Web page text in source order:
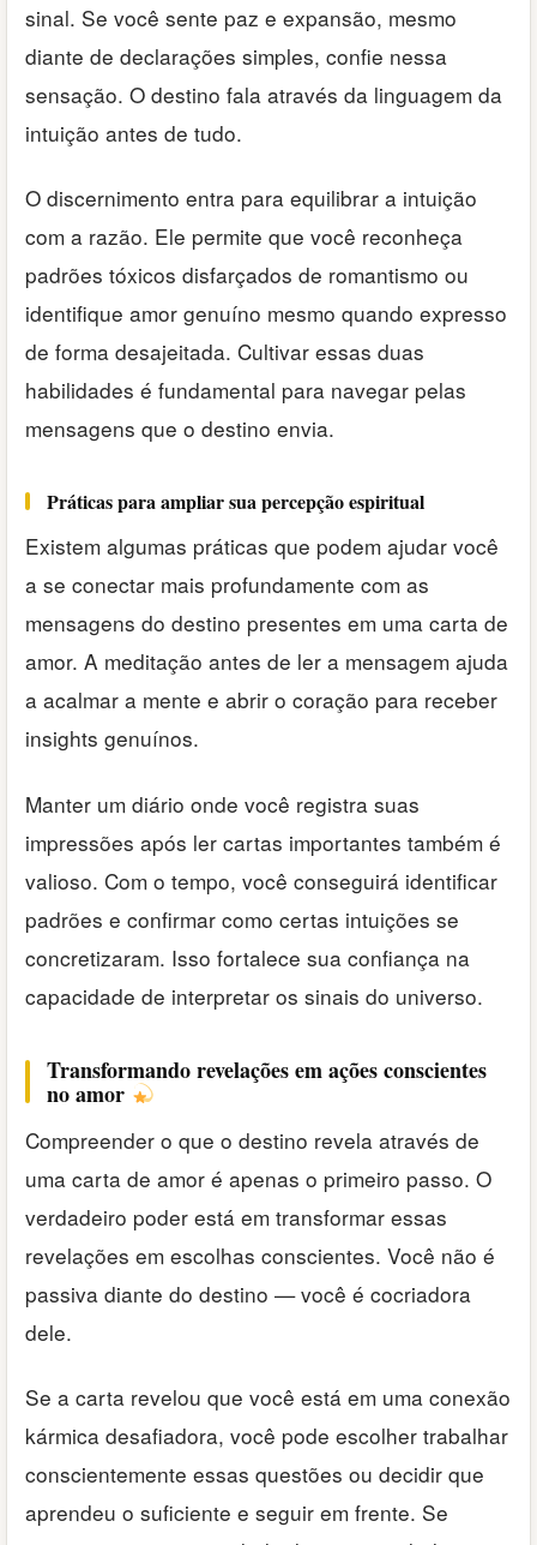
sinal. Se você sente paz e expansão, mesmo
diante de declarações simples, confie nessa
sensação. O destino fala através da linguagem da
intuição antes de tudo.
O discernimento entra para equilibrar a intuição
com a razão. Ele permite que você reconheça
padrões tóxicos disfarçados de romantismo ou
identifique amor genuíno mesmo quando expresso
de forma desajeitada. Cultivar essas duas
habilidades é fundamental para navegar pelas
mensagens que o destino envia.
Práticas para ampliar sua percepção espiritual
Existem algumas práticas que podem ajudar você
a se conectar mais profundamente com as
mensagens do destino presentes em uma carta de
amor. A meditação antes de ler a mensagem ajuda
a acalmar a mente e abrir o coração para receber
insights genuínos.
Manter um diário onde você registra suas
impressões após ler cartas importantes também é
valioso. Com o tempo, você conseguirá identificar
padrões e confirmar como certas intuições se
concretizaram. Isso fortalece sua confiança na
capacidade de interpretar os sinais do universo.
Transformando revelações em ações conscientes
no amor
Compreender o que o destino revela através de
uma carta de amor é apenas o primeiro passo. O
verdadeiro poder está em transformar essas
revelações em escolhas conscientes. Você não é
passiva diante do destino — você é cocriadora
dele.
Se a carta revelou que você está em uma conexão
kármica desafiadora, você pode escolher trabalhar
conscientemente essas questões ou decidir que
aprendeu o suficiente e seguir em frente. Se